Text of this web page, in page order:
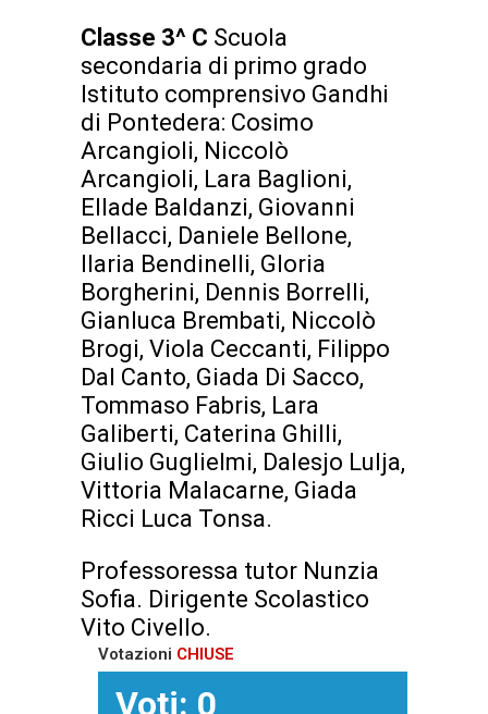
Classe 3^ C Scuola
secondaria di primo grado
Istituto comprensivo Gandhi
di Pontedera: Cosimo
Arcangioli, Niccolò
Arcangioli, Lara Baglioni,
Ellade Baldanzi, Giovanni
Bellacci, Daniele Bellone,
Ilaria Bendinelli, Gloria
Borgherini, Dennis Borrelli,
Gianluca Brembati, Niccolò
Brogi, Viola Ceccanti, Filippo
Dal Canto, Giada Di Sacco,
Tommaso Fabris, Lara
Galiberti, Caterina Ghilli,
Giulio Guglielmi, Dalesjo Lulja,
Vittoria Malacarne, Giada
Ricci Luca Tonsa.
Professoressa tutor Nunzia
Sofia. Dirigente Scolastico
Vito Civello.
Votazioni CHIUSE
Voti: 0